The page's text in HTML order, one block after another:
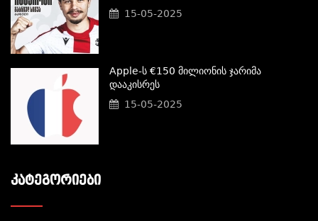
15-05-2025
Apple-Ს €150 Მილიონის Ჯარიმა
Დააკისრეს
15-05-2025
ᲙᲐᲢᲔᲒᲝᲠᲘᲔᲑᲘ